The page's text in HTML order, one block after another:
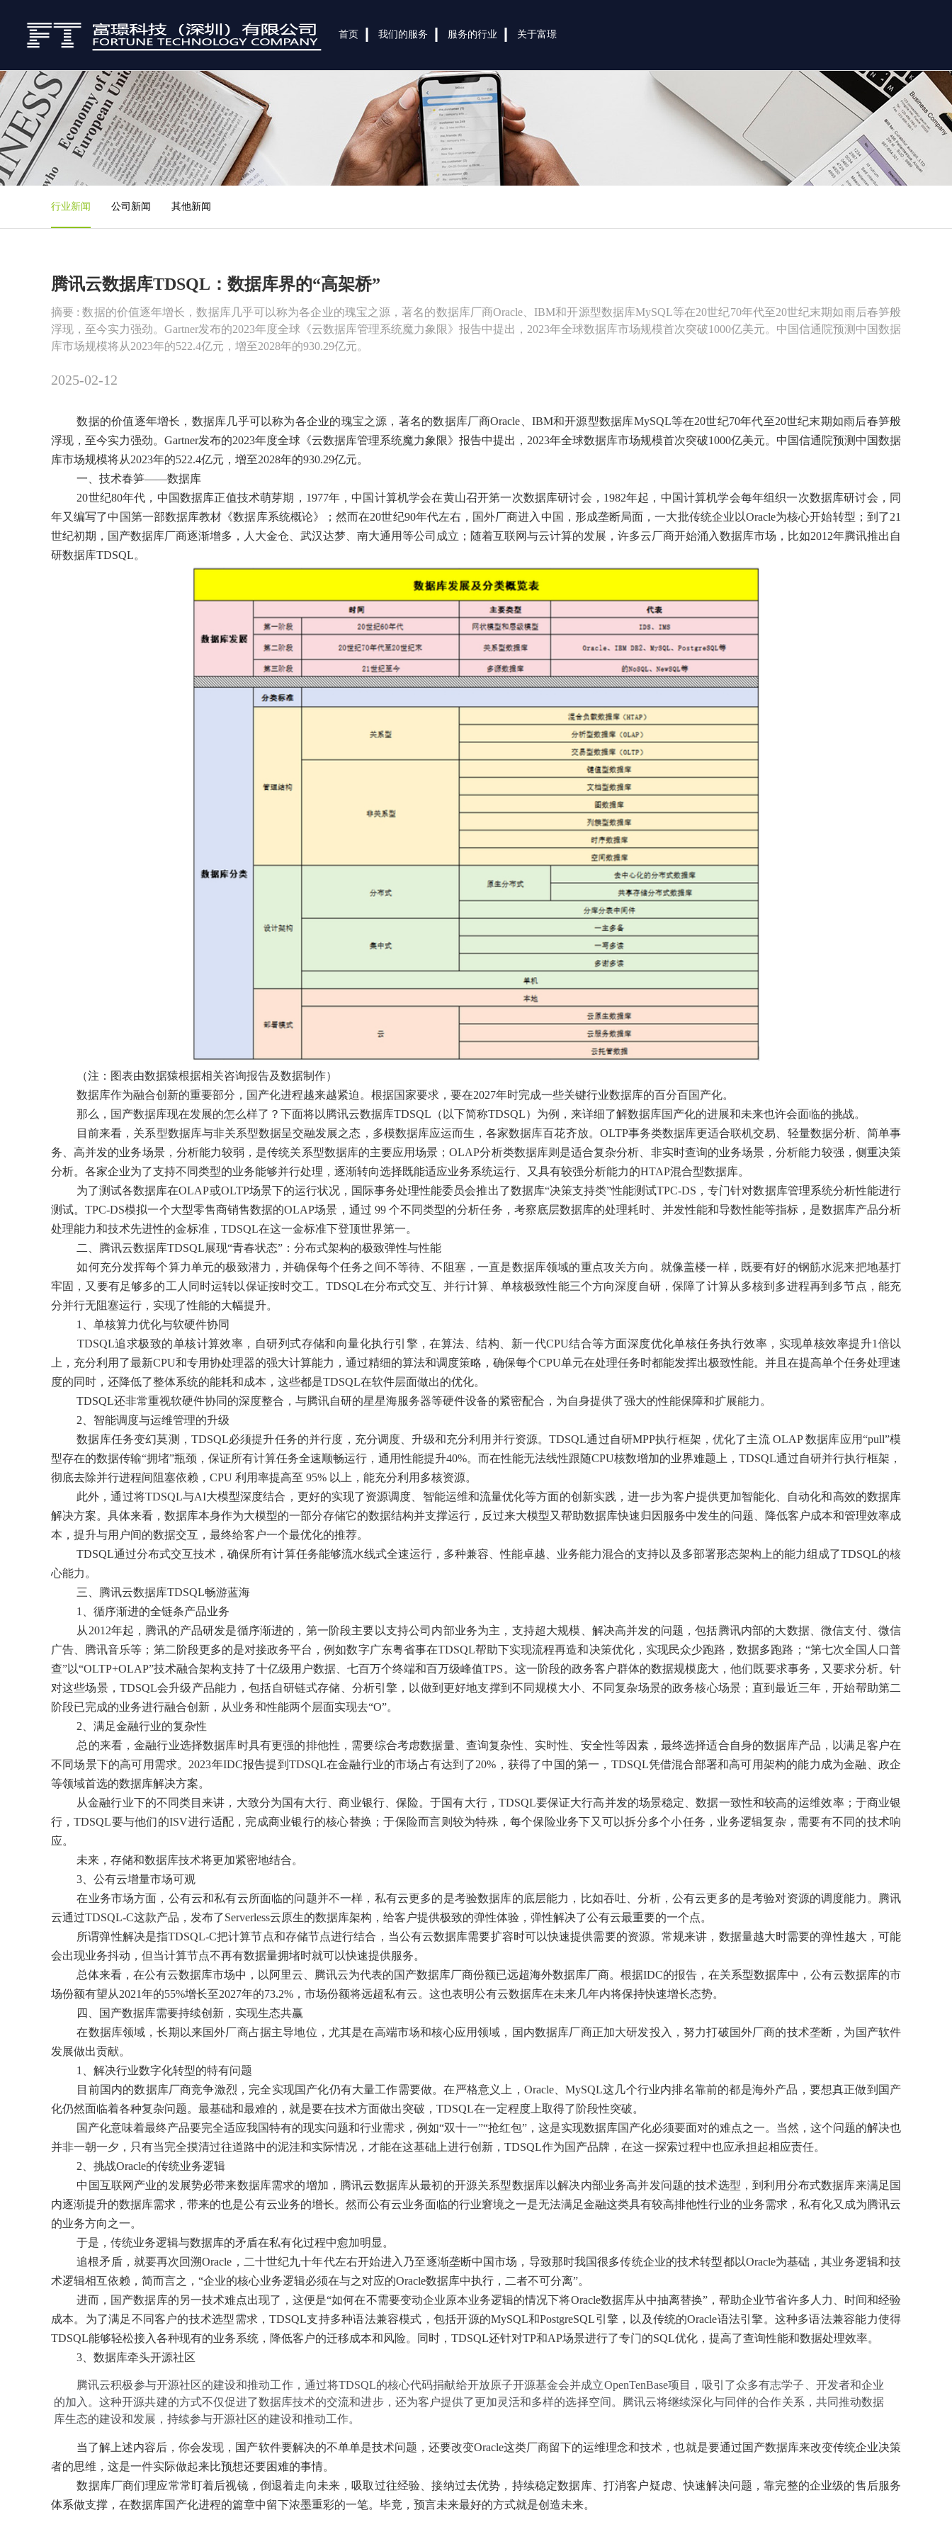
首页 我们的服务 服务的行业 关于富璟
行业新闻 公司新闻 其他新闻
腾讯云数据库TDSQL：数据库界的“高架桥”
摘要 : 数据的价值逐年增长，数据库几乎可以称为各企业的瑰宝之源，著名的数据库厂商Oracle、IBM和开源型数据库MySQL等在20世纪70年代至20世纪末期如雨后春笋般
浮现，至今实力强劲。Gartner发布的2023年度全球《云数据库管理系统魔力象限》报告中提出，2023年全球数据库市场规模首次突破1000亿美元。中国信通院预测中国数据
库市场规模将从2023年的522.4亿元，增至2028年的930.29亿元。
2025-02-12
数据的价值逐年增长，数据库几乎可以称为各企业的瑰宝之源，著名的数据库厂商Oracle、IBM和开源型数据库MySQL等在20世纪70年代至20世纪末期如雨后春笋般
浮现，至今实力强劲。Gartner发布的2023年度全球《云数据库管理系统魔力象限》报告中提出，2023年全球数据库市场规模首次突破1000亿美元。中国信通院预测中国数据
库市场规模将从2023年的522.4亿元，增至2028年的930.29亿元。
一、技术春笋——数据库
20世纪80年代，中国数据库正值技术萌芽期，1977年，中国计算机学会在黄山召开第一次数据库研讨会，1982年起，中国计算机学会每年组织一次数据库研讨会，同
年又编写了中国第一部数据库教材《数据库系统概论》；然而在20世纪90年代左右，国外厂商进入中国，形成垄断局面，一大批传统企业以Oracle为核心开始转型；到了21
世纪初期，国产数据库厂商逐渐增多，人大金仓、武汉达梦、南大通用等公司成立；随着互联网与云计算的发展，许多云厂商开始涌入数据库市场，比如2012年腾讯推出自
研数据库TDSQL。
（注：图表由数据猿根据相关咨询报告及数据制作）
数据库作为融合创新的重要部分，国产化进程越来越紧迫。根据国家要求，要在2027年时完成一些关键行业数据库的百分百国产化。
那么，国产数据库现在发展的怎么样了？下面将以腾讯云数据库TDSQL（以下简称TDSQL）为例，来详细了解数据库国产化的进展和未来也许会面临的挑战。
目前来看，关系型数据库与非关系型数据呈交融发展之态，多模数据库应运而生，各家数据库百花齐放。OLTP事务类数据库更适合联机交易、轻量数据分析、简单事
务、高并发的业务场景，分析能力较弱，是传统关系型数据库的主要应用场景；OLAP分析类数据库则是适合复杂分析、非实时查询的业务场景，分析能力较强，侧重决策
分析。各家企业为了支持不同类型的业务能够并行处理，逐渐转向选择既能适应业务系统运行、又具有较强分析能力的HTAP混合型数据库。
为了测试各数据库在OLAP或OLTP场景下的运行状况，国际事务处理性能委员会推出了数据库“决策支持类”性能测试TPC-DS，专门针对数据库管理系统分析性能进行
测试。TPC-DS模拟一个大型零售商销售数据的OLAP场景，通过 99 个不同类型的分析任务，考察底层数据库的处理耗时、并发性能和导数性能等指标，是数据库产品分析
处理能力和技术先进性的金标准，TDSQL在这一金标准下登顶世界第一。
二、腾讯云数据库TDSQL展现“青春状态”：分布式架构的极致弹性与性能
如何充分发挥每个算力单元的极致潜力，并确保每个任务之间不等待、不阻塞，一直是数据库领域的重点攻关方向。就像盖楼一样，既要有好的钢筋水泥来把地基打
牢固，又要有足够多的工人同时运转以保证按时交工。TDSQL在分布式交互、并行计算、单核极致性能三个方向深度自研，保障了计算从多核到多进程再到多节点，能充
分并行无阻塞运行，实现了性能的大幅提升。
1、单核算力优化与软硬件协同
TDSQL追求极致的单核计算效率，自研列式存储和向量化执行引擎，在算法、结构、新一代CPU结合等方面深度优化单核任务执行效率，实现单核效率提升1倍以
上，充分利用了最新CPU和专用协处理器的强大计算能力，通过精细的算法和调度策略，确保每个CPU单元在处理任务时都能发挥出极致性能。并且在提高单个任务处理速
度的同时，还降低了整体系统的能耗和成本，这些都是TDSQL在软件层面做出的优化。
TDSQL还非常重视软硬件协同的深度整合，与腾讯自研的星星海服务器等硬件设备的紧密配合，为自身提供了强大的性能保障和扩展能力。
2、智能调度与运维管理的升级
数据库任务变幻莫测，TDSQL必须提升任务的并行度，充分调度、升级和充分利用并行资源。TDSQL通过自研MPP执行框架，优化了主流 OLAP 数据库应用“pull”模
型存在的数据传输“拥堵”瓶颈，保证所有计算任务全速顺畅运行，通用性能提升40%。而在性能无法线性跟随CPU核数增加的业界难题上，TDSQL通过自研并行执行框架，
彻底去除并行进程间阻塞依赖，CPU 利用率提高至 95% 以上，能充分利用多核资源。
此外，通过将TDSQL与AI大模型深度结合，更好的实现了资源调度、智能运维和流量优化等方面的创新实践，进一步为客户提供更加智能化、自动化和高效的数据库
解决方案。具体来看，数据库本身作为大模型的一部分存储它的数据结构并支撑运行，反过来大模型又帮助数据库快速归因服务中发生的问题、降低客户成本和管理效率成
本，提升与用户间的数据交互，最终给客户一个最优化的推荐。
TDSQL通过分布式交互技术，确保所有计算任务能够流水线式全速运行，多种兼容、性能卓越、业务能力混合的支持以及多部署形态架构上的能力组成了TDSQL的核
心能力。
三、腾讯云数据库TDSQL畅游蓝海
1、循序渐进的全链条产品业务
从2012年起，腾讯的产品研发是循序渐进的，第一阶段主要以支持公司内部业务为主，支持超大规模、解决高并发的问题，包括腾讯内部的大数据、微信支付、微信
广告、腾讯音乐等；第二阶段更多的是对接政务平台，例如数字广东粤省事在TDSQL帮助下实现流程再造和决策优化，实现民众少跑路，数据多跑路；“第七次全国人口普
查”以“OLTP+OLAP”技术融合架构支持了十亿级用户数据、七百万个终端和百万级峰值TPS。这一阶段的政务客户群体的数据规模庞大，他们既要求事务，又要求分析。针
对这些场景，TDSQL会升级产品能力，包括自研链式存储、分析引擎，以做到更好地支撑到不同规模大小、不同复杂场景的政务核心场景；直到最近三年，开始帮助第二
阶段已完成的业务进行融合创新，从业务和性能两个层面实现去“O”。
2、满足金融行业的复杂性
总的来看，金融行业选择数据库时具有更强的排他性，需要综合考虑数据量、查询复杂性、实时性、安全性等因素，最终选择适合自身的数据库产品，以满足客户在
不同场景下的高可用需求。2023年IDC报告提到TDSQL在金融行业的市场占有达到了20%，获得了中国的第一，TDSQL凭借混合部署和高可用架构的能力成为金融、政企
等领域首选的数据库解决方案。
从金融行业下的不同类目来讲，大致分为国有大行、商业银行、保险。于国有大行，TDSQL要保证大行高并发的场景稳定、数据一致性和较高的运维效率；于商业银
行，TDSQL要与他们的ISV进行适配，完成商业银行的核心替换；于保险而言则较为特殊，每个保险业务下又可以拆分多个小任务，业务逻辑复杂，需要有不同的技术响
应。
未来，存储和数据库技术将更加紧密地结合。
3、公有云增量市场可观
在业务市场方面，公有云和私有云所面临的问题并不一样，私有云更多的是考验数据库的底层能力，比如吞吐、分析，公有云更多的是考验对资源的调度能力。腾讯
云通过TDSQL-C这款产品，发布了Serverless云原生的数据库架构，给客户提供极致的弹性体验，弹性解决了公有云最重要的一个点。
所谓弹性解决是指TDSQL-C把计算节点和存储节点进行结合，当公有云数据库需要扩容时可以快速提供需要的资源。常规来讲，数据量越大时需要的弹性越大，可能
会出现业务抖动，但当计算节点不再有数据量拥堵时就可以快速提供服务。
总体来看，在公有云数据库市场中，以阿里云、腾讯云为代表的国产数据库厂商份额已远超海外数据库厂商。根据IDC的报告，在关系型数据库中，公有云数据库的市
场份额有望从2021年的55%增长至2027年的73.2%，市场份额将远超私有云。这也表明公有云数据库在未来几年内将保持快速增长态势。
四、国产数据库需要持续创新，实现生态共赢
在数据库领域，长期以来国外厂商占据主导地位，尤其是在高端市场和核心应用领域，国内数据库厂商正加大研发投入，努力打破国外厂商的技术垄断，为国产软件
发展做出贡献。
1、解决行业数字化转型的特有问题
目前国内的数据库厂商竞争激烈，完全实现国产化仍有大量工作需要做。在严格意义上，Oracle、MySQL这几个行业内排名靠前的都是海外产品，要想真正做到国产
化仍然面临着各种复杂问题。最基础和最难的，就是要在技术方面做出突破，TDSQL在一定程度上取得了阶段性突破。
国产化意味着最终产品要完全适应我国特有的现实问题和行业需求，例如“双十一”“抢红包”，这是实现数据库国产化必须要面对的难点之一。当然，这个问题的解决也
并非一朝一夕，只有当完全摸清过往道路中的泥洼和实际情况，才能在这基础上进行创新，TDSQL作为国产品牌，在这一探索过程中也应承担起相应责任。
2、挑战Oracle的传统业务逻辑
中国互联网产业的发展势必带来数据库需求的增加，腾讯云数据库从最初的开源关系型数据库以解决内部业务高并发问题的技术选型，到利用分布式数据库来满足国
内逐渐提升的数据库需求，带来的也是公有云业务的增长。然而公有云业务面临的行业窘境之一是无法满足金融这类具有较高排他性行业的业务需求，私有化又成为腾讯云
的业务方向之一。
于是，传统业务逻辑与数据库的矛盾在私有化过程中愈加明显。
追根矛盾，就要再次回溯Oracle，二十世纪九十年代左右开始进入乃至逐渐垄断中国市场，导致那时我国很多传统企业的技术转型都以Oracle为基础，其业务逻辑和技
术逻辑相互依赖，简而言之，“企业的核心业务逻辑必须在与之对应的Oracle数据库中执行，二者不可分离”。
进而，国产数据库的另一技术难点出现了，这便是“如何在不需要变动企业原本业务逻辑的情况下将Oracle数据库从中抽离替换”，帮助企业节省许多人力、时间和经验
成本。为了满足不同客户的技术选型需求，TDSQL支持多种语法兼容模式，包括开源的MySQL和PostgreSQL引擎，以及传统的Oracle语法引擎。这种多语法兼容能力使得
TDSQL能够轻松接入各种现有的业务系统，降低客户的迁移成本和风险。同时，TDSQL还针对TP和AP场景进行了专门的SQL优化，提高了查询性能和数据处理效率。
3、数据库牵头开源社区
腾讯云积极参与开源社区的建设和推动工作，通过将TDSQL的核心代码捐献给开放原子开源基金会并成立OpenTenBase项目，吸引了众多有志学子、开发者和企业
的加入。这种开源共建的方式不仅促进了数据库技术的交流和进步，还为客户提供了更加灵活和多样的选择空间。腾讯云将继续深化与同伴的合作关系，共同推动数据
库生态的建设和发展，持续参与开源社区的建设和推动工作。
当了解上述内容后，你会发现，国产软件要解决的不单单是技术问题，还要改变Oracle这类厂商留下的运维理念和技术，也就是要通过国产数据库来改变传统企业决策
者的思维，这是一件实际做起来比预想还要困难的事情。
数据库厂商们理应常常盯着后视镜，倒退着走向未来，吸取过往经验、接纳过去优势，持续稳定数据库、打消客户疑虑、快速解决问题，靠完整的企业级的售后服务
体系做支撑，在数据库国产化进程的篇章中留下浓墨重彩的一笔。毕竟，预言未来最好的方式就是创造未来。